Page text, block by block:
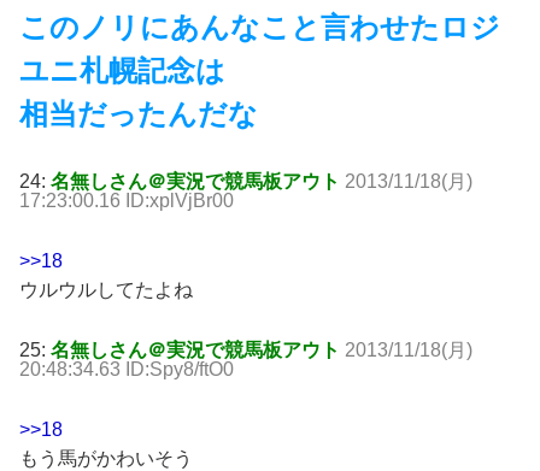
このノリにあんなこと言わせたロジ
ユニ札幌記念は
相当だったんだな
24: 名無しさん＠実況で競馬板アウト 2013/11/18(月)
17:23:00.16 ID:xplVjBr00
>>18
ウルウルしてたよね
25: 名無しさん＠実況で競馬板アウト 2013/11/18(月)
20:48:34.63 ID:Spy8/ftO0
>>18
もう馬がかわいそう